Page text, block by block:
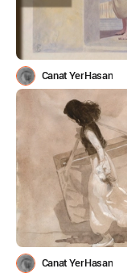
Canat YerHasan
Canat YerHasan